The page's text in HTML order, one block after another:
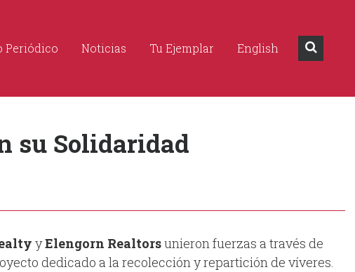
Periódico Noticias Tu Ejemplar English
su Solidaridad
yElengorn Realtorsunieron fuerzas a través de
dedicado a la recolección y repartición de víveres.